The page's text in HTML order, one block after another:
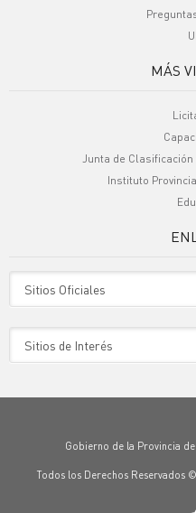
MÁS
Junta de Clasificación
Instituto
Gobierno de la Provincia
Todos los Derechos Reservados ©